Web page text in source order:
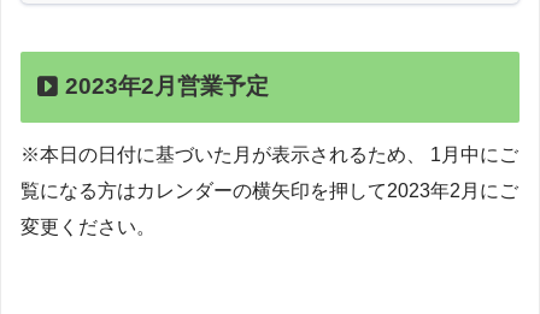
2023年2月営業予定
※本日の日付に基づいた月が表示されるため、 1月中にご
覧になる方はカレンダーの横矢印を押して2023年2月にご
変更ください。